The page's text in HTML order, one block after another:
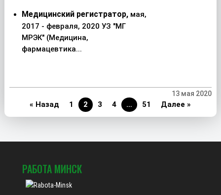
Медицинский регистратор, мая,
2017 - февраля, 2020 УЗ "МГ
МРЭК" (Медицина,
фармацевтика...
13 мая 2020
« Назад 1 2 3 4 … 51 Далее »
РАБОТА МИНСК